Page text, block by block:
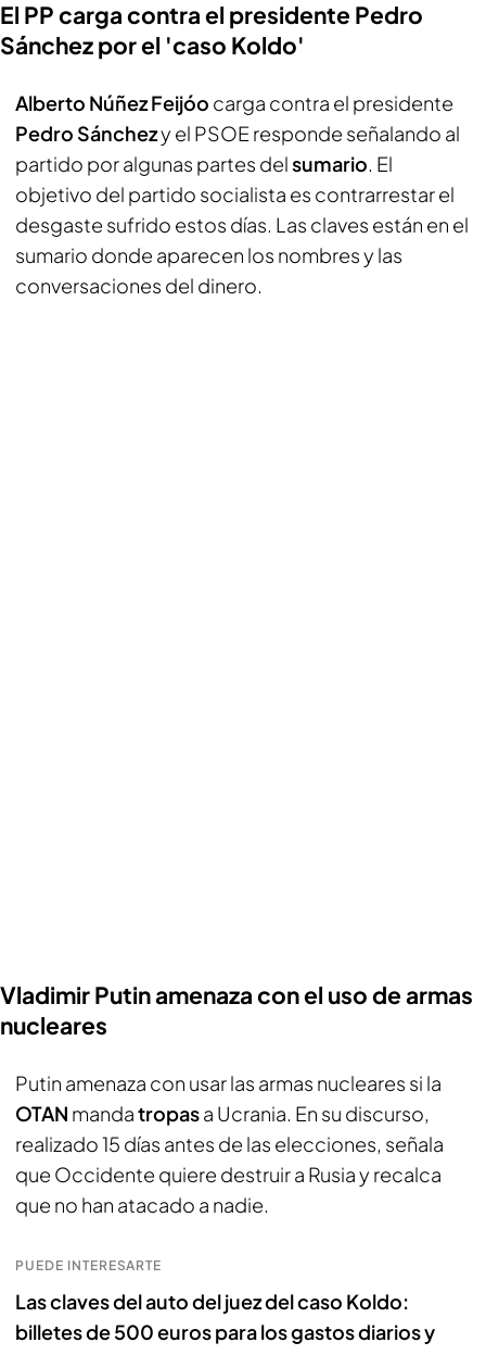
El PP carga contra el presidente Pedro
Sánchez por el 'caso Koldo'
Alberto Núñez Feijóo carga contra el presidente
Pedro Sánchezy el PSOE responde señalando al
partido por algunas partes delsumario. El
objetivo del partido socialista es contrarrestar el
desgaste sufrido estos días. Las claves están en el
sumario donde aparecen los nombres y las
conversaciones del dinero.
Vladimir Putin amenaza con el uso de armas
nucleares
Putin amenaza con usar las armas nucleares si la
OTAN mandatropasa Ucrania. En su discurso,
realizado 15 días antes de las elecciones, señala
que Occidente quiere destruir a Rusia y recalca
que no han atacado a nadie.
PUEDE INTERESARTE
Las claves del auto del juez del caso Koldo:
billetes de 500 euros para los gastos diarios y